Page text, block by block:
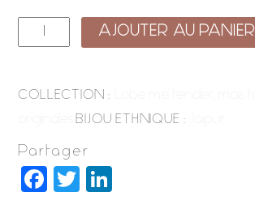
quantité
de
bronze
AJOUTER AU PANIER
COLLECTION :
BIJOU ETHNIQUE :
Partager
F
T